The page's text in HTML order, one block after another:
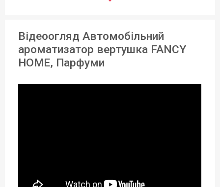
Висота (см):
1,5 см
Відеоогляд Автомобільний
ароматизатор вертушка FANCY
HOME, Парфуми